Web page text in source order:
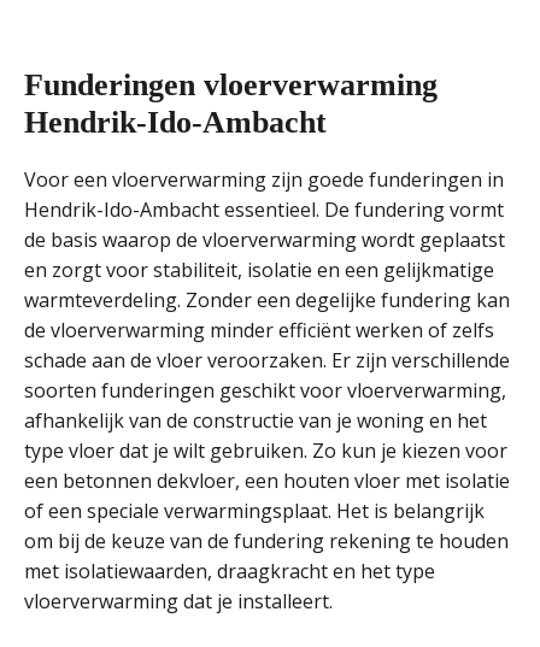
Funderingen vloerverwarming
Hendrik-Ido-Ambacht
Voor een vloerverwarming zijn goede funderingen in
Hendrik-Ido-Ambacht essentieel. De fundering vormt
de basis waarop de vloerverwarming wordt geplaatst
en zorgt voor stabiliteit, isolatie en een gelijkmatige
warmteverdeling. Zonder een degelijke fundering kan
de vloerverwarming minder efficiënt werken of zelfs
schade aan de vloer veroorzaken. Er zijn verschillende
soorten funderingen geschikt voor vloerverwarming,
afhankelijk van de constructie van je woning en het
type vloer dat je wilt gebruiken. Zo kun je kiezen voor
een betonnen dekvloer, een houten vloer met isolatie
of een speciale verwarmingsplaat. Het is belangrijk
om bij de keuze van de fundering rekening te houden
met isolatiewaarden, draagkracht en het type
vloerverwarming dat je installeert.